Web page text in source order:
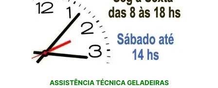
ASSISTÊNCIA TÉCNICA GELADEIRAS